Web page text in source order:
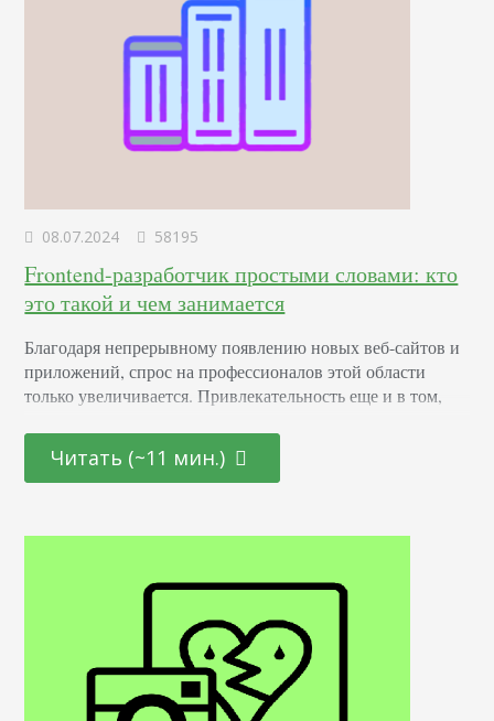
08.07.2024 58195
Frontend-разработчик простыми словами: кто
это такой и чем занимается
Благодаря непрерывному появлению новых веб-сайтов и
приложений, спрос на профессионалов этой области
только увеличивается. Привлекательность еще и в том,
специалистов, так и для тех, кто находится на стадии
переосмысления карьерного пути и готов начать все с
интерфейсов для сайтов и приложений. Он…
Читать (~11 мин.)